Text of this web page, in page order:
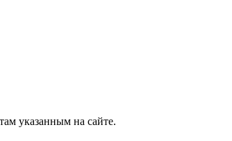
указанным на сайте.